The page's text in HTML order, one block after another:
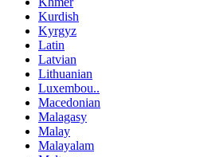
Kurdish
Kyrgyz
Latin
Latvian
Lithuanian
Luxembou..
Macedonian
Malagasy
Malay
Malayalam